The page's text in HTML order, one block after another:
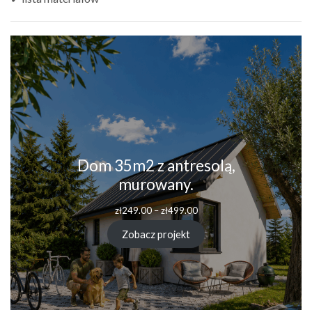
Dom 35m2 z antresolą,
murowany.
zł249.00–zł499.00Zakres
cen:
od
zł249.00
do
zł499.00
Zobacz projekt